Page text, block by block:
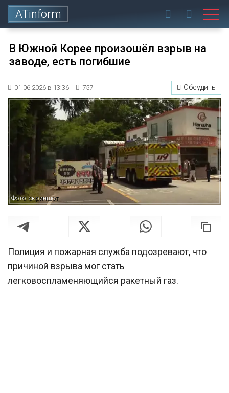
ATinform
В Южной Корее произошёл взрыв на
заводе, есть погибшие
01.06.2026 в 13:36 757 Обсудить
Фото: скриншот
Полиция и пожарная служба подозревают, что
причиной взрыва мог стать
легковоспламеняющийся ракетный газ.